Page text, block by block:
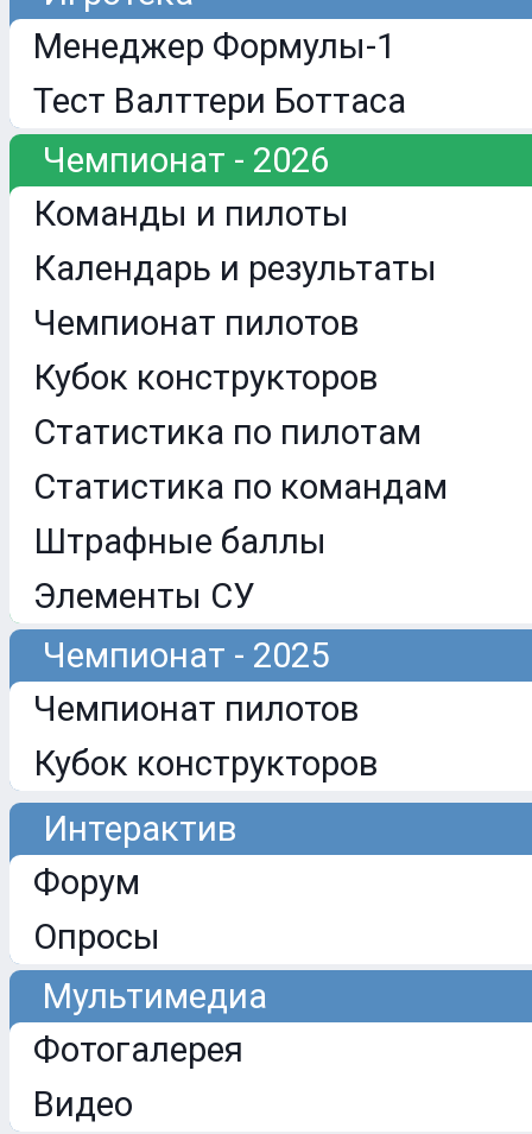
Менеджер Формулы-1
Тест Валттери Боттаса
Чемпионат - 2026
Команды и пилоты
Календарь и результаты
Чемпионат пилотов
Кубок конструкторов
Статистика по пилотам
Статистика по командам
Штрафные баллы
Элементы СУ
Чемпионат - 2025
Чемпионат пилотов
Кубок конструкторов
Интерактив
Форум
Опросы
Мультимедиа
Фотогалерея
Видео